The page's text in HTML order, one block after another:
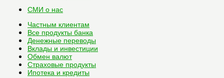
СМИ о нас
Частным клиентам
Все продукты банка
Денежные переводы
Вклады и инвестиции
Обмен валют
Страховые продукты
Ипотека и кредиты